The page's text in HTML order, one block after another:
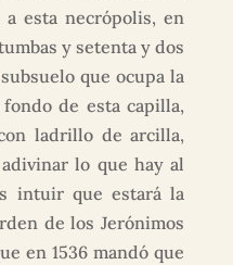
a esta necrópolis, en
y setenta y dos
que ocupa la
de esta capilla,
ladrillo de arcilla,
lo que hay al
intuir que estará la
de los Jerónimos
en 1536 mandó que